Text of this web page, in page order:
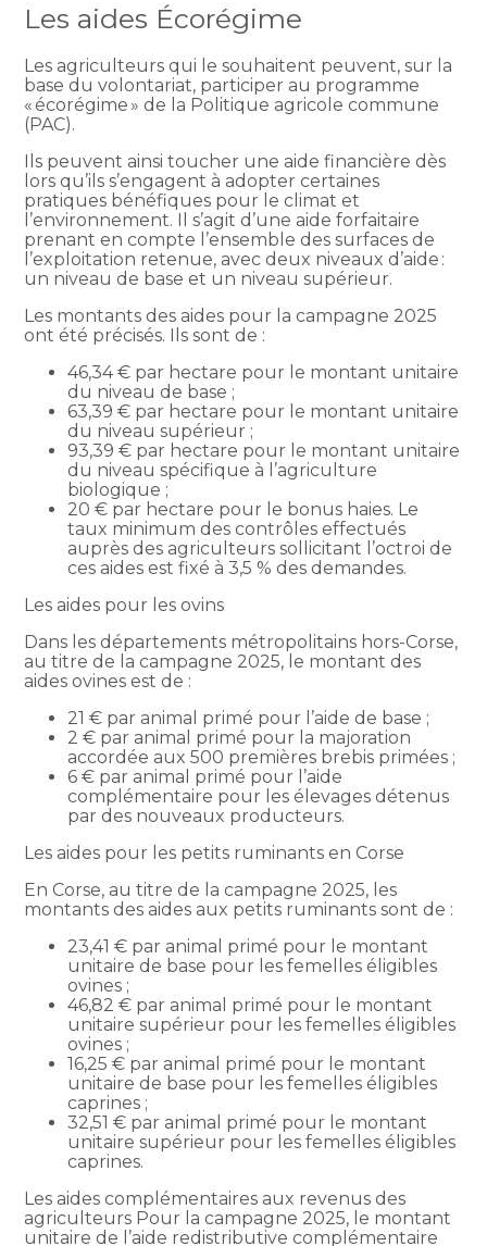
Les aides Écorégime
Les agriculteurs qui le souhaitent peuvent, sur la
base du volontariat, participer au programme
« écorégime » de la Politique agricole commune
(PAC).
Ils peuvent ainsi toucher une aide financière dès
lors qu’ils s’engagent à adopter certaines
pratiques bénéfiques pour le climat et
l’environnement. Il s’agit d’une aide forfaitaire
prenant en compte l’ensemble des surfaces de
l’exploitation retenue, avec deux niveaux d’aide :
un niveau de base et un niveau supérieur.
Les montants des aides pour la campagne 2025
ont été précisés. Ils sont de :
46,34 € par hectare pour le montant unitaire
du niveau de base ;
63,39 € par hectare pour le montant unitaire
du niveau supérieur ;
93,39 € par hectare pour le montant unitaire
du niveau spécifique à l’agriculture
biologique ;
20 € par hectare pour le bonus haies. Le
taux minimum des contrôles effectués
auprès des agriculteurs sollicitant l’octroi de
ces aides est fixé à 3,5 % des demandes.
Les aides pour les ovins
Dans les départements métropolitains hors-Corse,
au titre de la campagne 2025, le montant des
aides ovines est de :
21 € par animal primé pour l’aide de base ;
2 € par animal primé pour la majoration
accordée aux 500 premières brebis primées ;
6 € par animal primé pour l’aide
complémentaire pour les élevages détenus
par des nouveaux producteurs.
Les aides pour les petits ruminants en Corse
En Corse, au titre de la campagne 2025, les
montants des aides aux petits ruminants sont de :
23,41 € par animal primé pour le montant
unitaire de base pour les femelles éligibles
ovines ;
46,82 € par animal primé pour le montant
unitaire supérieur pour les femelles éligibles
ovines ;
16,25 € par animal primé pour le montant
unitaire de base pour les femelles éligibles
caprines ;
32,51 € par animal primé pour le montant
unitaire supérieur pour les femelles éligibles
caprines.
Les aides complémentaires aux revenus des
agriculteurs Pour la campagne 2025, le montant
unitaire de l’aide redistributive complémentaire